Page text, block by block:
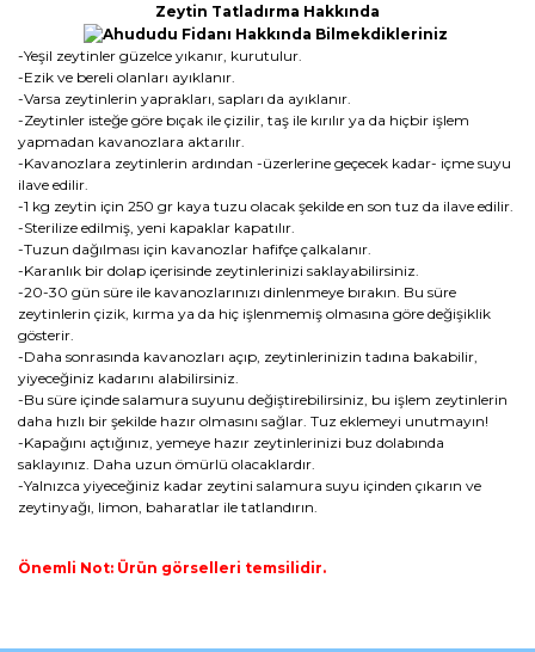
Zeytin Tatladırma Hakkında
-Yeşil zeytinler güzelce yıkanır, kurutulur.
-Ezik ve bereli olanları ayıklanır.
-Varsa zeytinlerin yaprakları, sapları da ayıklanır.
-Zeytinler isteğe göre bıçak ile çizilir, taş ile kırılır ya da hiçbir işlem
yapmadan kavanozlara aktarılır.
-Kavanozlara zeytinlerin ardından -üzerlerine geçecek kadar- içme suyu
ilave edilir.
-1 kg zeytin için 250 gr kaya tuzu olacak şekilde en son tuz da ilave edilir.
-Sterilize edilmiş, yeni kapaklar kapatılır.
-Tuzun dağılması için kavanozlar hafifçe çalkalanır.
-Karanlık bir dolap içerisinde zeytinlerinizi saklayabilirsiniz.
-20-30 gün süre ile kavanozlarınızı dinlenmeye bırakın. Bu süre
zeytinlerin çizik, kırma ya da hiç işlenmemiş olmasına göre değişiklik
gösterir.
-Daha sonrasında kavanozları açıp, zeytinlerinizin tadına bakabilir,
yiyeceğiniz kadarını alabilirsiniz.
-Bu süre içinde salamura suyunu değiştirebilirsiniz, bu işlem zeytinlerin
daha hızlı bir şekilde hazır olmasını sağlar. Tuz eklemeyi unutmayın!
-Kapağını açtığınız, yemeye hazır zeytinlerinizi buz dolabında
saklayınız. Daha uzun ömürlü olacaklardır.
-Yalnızca yiyeceğiniz kadar zeytini salamura suyu içinden çıkarın ve
zeytinyağı, limon, baharatlar ile tatlandırın.
Önemli Not: Ürün görselleri temsilidir.
konularda yetersiz gördüğünüz noktaları öneri formunu